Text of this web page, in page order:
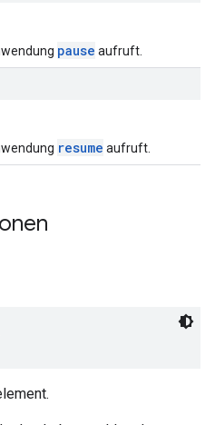
pause aufruft.
resume aufruft.